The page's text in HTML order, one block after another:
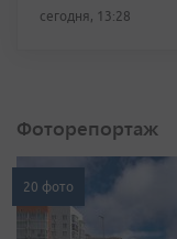
сегодня, 13:28
Фоторепортаж
20 фото